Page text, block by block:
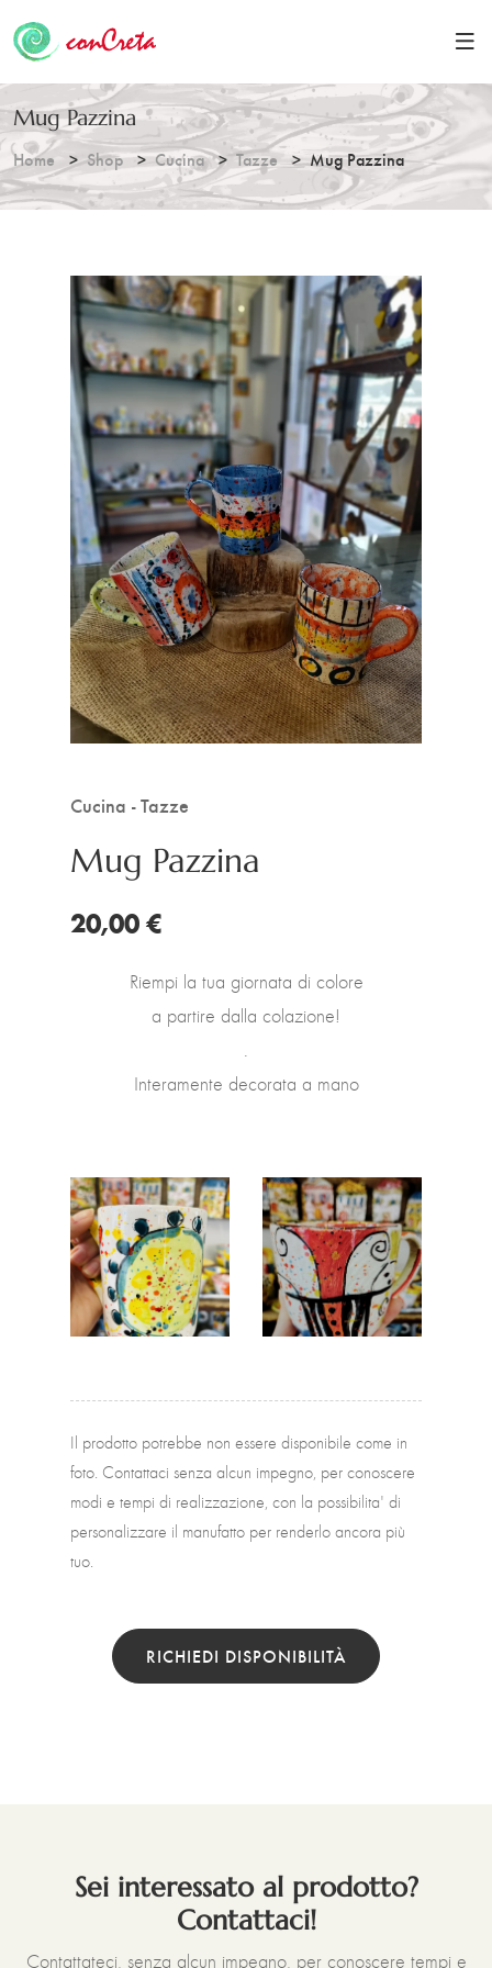
Mug Pazzina
Home Shop Cucina Tazze Mug Pazzina
Cucina - Tazze
Mug Pazzina
20,00 €
Riempi la tua giornata di colore
a partire dalla colazione!
.
Interamente decorata a mano
Il prodotto potrebbe non essere disponibile come in
foto. Contattaci senza alcun impegno, per conoscere
modi e tempi di realizzazione, con la possibilita' di
personalizzare il manufatto per renderlo ancora più
tuo.
RICHIEDI DISPONIBILITÀ
Sei interessato al prodotto?
Contattaci!
Contattateci, senza alcun impegno, per conoscere tempi e